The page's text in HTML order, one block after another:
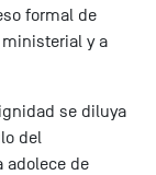
formal de
y a
se diluya
del
adolece de